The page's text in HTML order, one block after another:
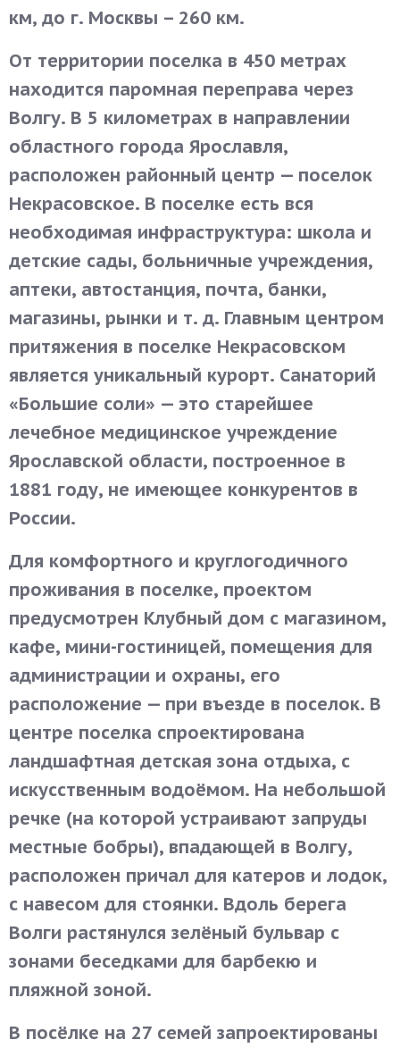
км, до г. Москвы – 260 км.
От территории поселка в 450 метрах
находится паромная переправа через
Волгу. В 5 километрах в направлении
областного города Ярославля,
расположен районный центр — поселок
Некрасовское. В поселке есть вся
необходимая инфраструктура: школа и
детские сады, больничные учреждения,
аптеки, автостанция, почта, банки,
магазины, рынки и т. д. Главным центром
притяжения в поселке Некрасовском
является уникальный курорт. Санаторий
«Большие соли» — это старейшее
лечебное медицинское учреждение
Ярославской области, построенное в
1881 году, не имеющее конкурентов в
России.
Для комфортного и круглогодичного
проживания в поселке, проектом
предусмотрен Клубный дом с магазином,
кафе, мини-гостиницей, помещения для
администрации и охраны, его
расположение — при въезде в поселок. В
центре поселка спроектирована
ландшафтная детская зона отдыха, с
искусственным водоёмом. На небольшой
речке (на которой устраивают запруды
местные бобры), впадающей в Волгу,
расположен причал для катеров и лодок,
с навесом для стоянки. Вдоль берега
Волги растянулся зелёный бульвар с
зонами беседками для барбекю и
пляжной зоной.
В посёлке на 27 семей запроектированы